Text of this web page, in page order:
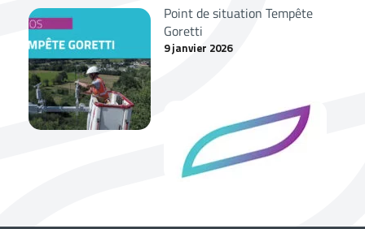
Point de situation Tempête
Goretti
9 janvier 2026